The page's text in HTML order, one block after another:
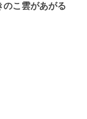
こ雲があがる